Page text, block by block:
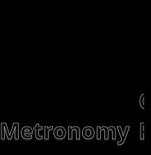
Metronomy